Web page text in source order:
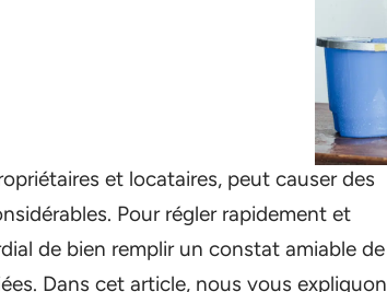
et locataires, peut causer des
Pour régler rapidement et
de bien remplir un constat amiable de
Dans cet article, nous vous